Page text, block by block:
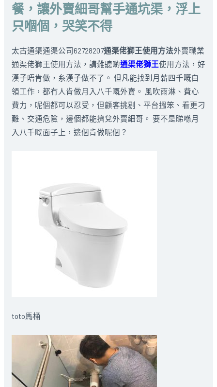
餐，讓外賣細哥幫手通坑渠，浮上
只嗰個，哭笑不得
太古通渠通渠公司62728207通渠佬獅王使用方法外賣職業
通渠佬獅王使用方法，講難聽啲通渠佬獅王使用方法，好
漢子唔肯做，糸漢子做不了。 但凡能找到月薪四千嘅白
領工作，都冇人肯做月入八千嘅外賣。 風吹雨淋、費心
費力，呢個都可以忍受，但顧客挑剔、平台搵笨、看更刁
難、交通危險，邊個都能擠兌外賣細哥。 要不是睇喺月
入八千嘅面子上，邊個肯做呢個？
toto馬桶